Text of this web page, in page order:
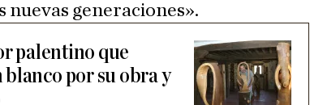
generaciones».
palentino que
por su obra y